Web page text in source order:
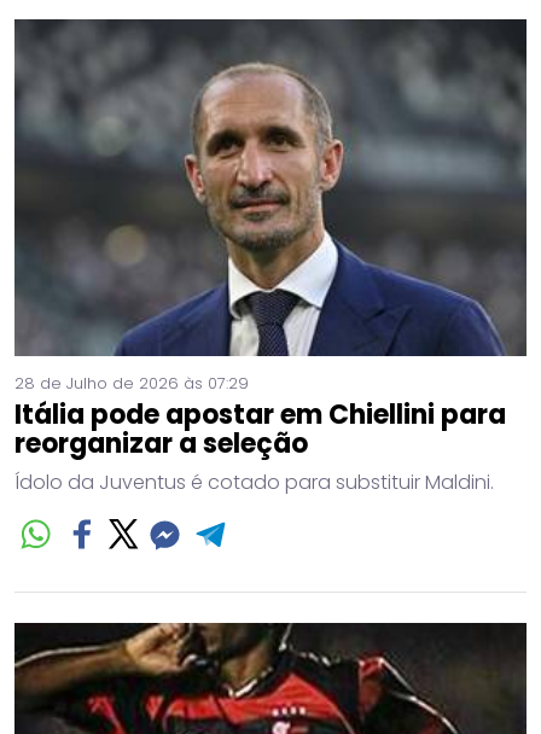
28 de Julho de 2026 às 07:29
Itália pode apostar em Chiellini para
reorganizar a seleção
Ídolo da Juventus é cotado para substituir Maldini.